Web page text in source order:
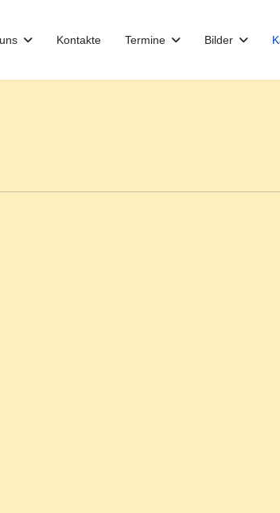
Kontakte Termine Bilder